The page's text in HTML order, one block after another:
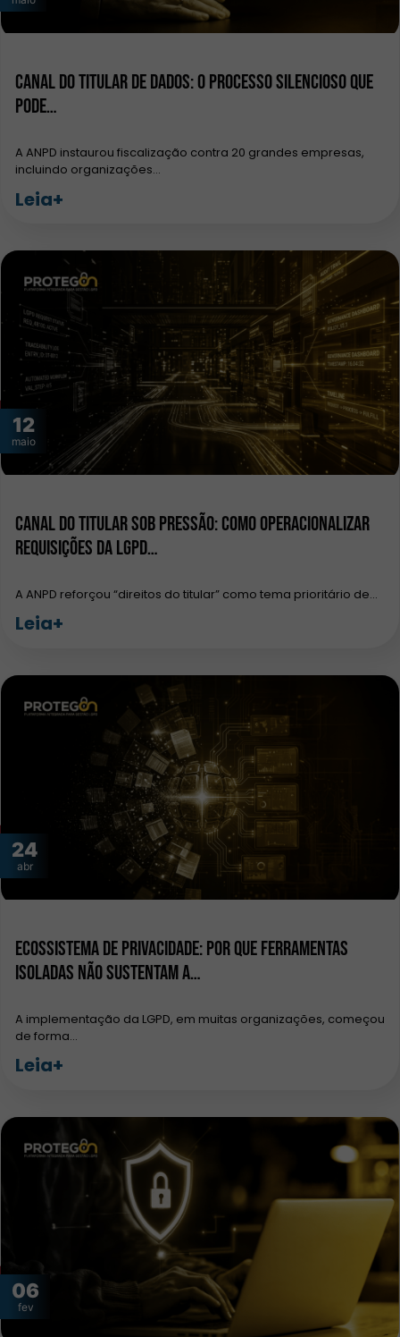
Canal do titular de dados: o processo silencioso que
pode…
A ANPD instaurou fiscalização contra 20 grandes empresas,
incluindo organizações…
Leia+
12
maio
Canal do Titular sob pressão: como operacionalizar
requisições da LGPD…
A ANPD reforçou “direitos do titular” como tema prioritário de…
Leia+
24
abr
Ecossistema de privacidade: por que ferramentas
isoladas não sustentam a…
A implementação da LGPD, em muitas organizações, começou
de forma…
Leia+
06
fev